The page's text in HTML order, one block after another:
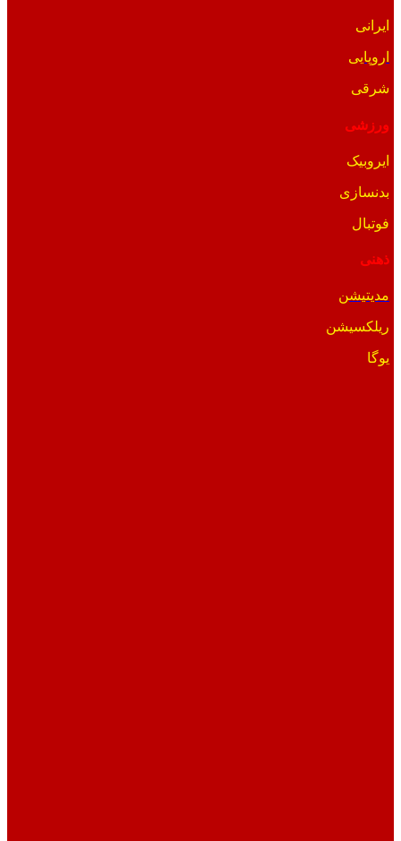
ایرانی
اروپایی
شرقی
ورزشی
ایروبیک
بدنسازی
فوتبال
ذهنی
مدیتیشن
ریلکسیشن
یوگا